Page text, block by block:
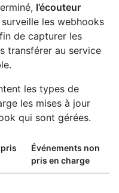
l’écouteur
les webhooks
de capturer les
transférer au service
les types de
les mises à jour
qui sont gérées.
Événements non
pris en charge